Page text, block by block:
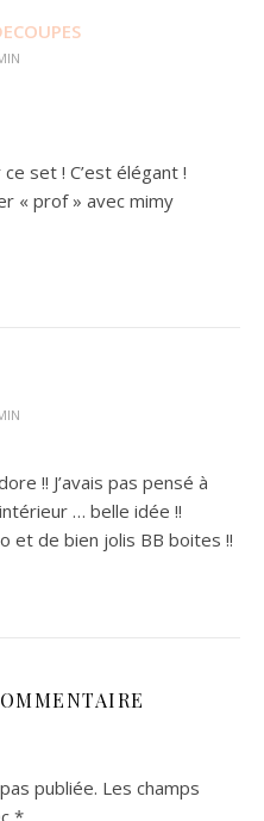
set ! C’est élégant !
« prof » avec mimy
!! J’avais pas pensé à
… belle idée !!
et de bien jolis BB boites !!
publiée. Les champs
*